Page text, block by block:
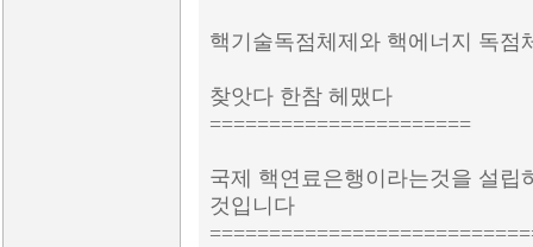
핵기술독점체제와 핵에너지 독점
찾앗다 한참 헤맸다
======================
국제 핵연료은행이라는것을 설
것입니다